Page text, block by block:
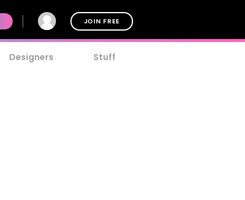
JOIN FREE
Designers Stuff